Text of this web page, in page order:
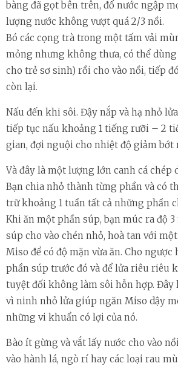
bàng đã gọt bên trên, đổ nước ngập
lượng nước không vượt quá 2/3 nồi.
Bó các cọng trà trong một tấm vải
mỏng nhưng không thưa, có thể
cho trẻ sơ sinh) rồi cho vào nồi, tiếp
còn lại.
Nấu đến khi sôi. Đậy nắp và hạ nhỏ
tiếp tục nấu khoảng 1 tiếng rưỡi – 2
gian, đợi nguội cho nhiệt độ giảm bớt
Và đây là một lượng lớn canh cá chép
Bạn chia nhỏ thành từng phần và có
trữ khoảng 1 tuần tất cả những phần
Khi ăn một phần súp, bạn múc ra độ
súp cho vào chén nhỏ, hoà tan với
Miso để có độ mặn vừa ăn. Cho ngược
phần súp trước đó và để lửa riêu riêu
tuyệt đối không làm sôi hỗn hợp. Đây
vì ninh nhỏ lửa giúp ngăn Miso dậy
những vi khuẩn có lợi của nó.
Bào ít gừng và vắt lấy nước cho vào
vào hành lá, ngò rí hay các loại rau